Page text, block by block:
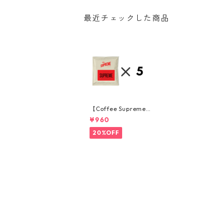
最近チェックした商品
【Coffee Supreme】
5袋・SUPREME BLEN
Dドリップバッグ
¥960
20%OFF